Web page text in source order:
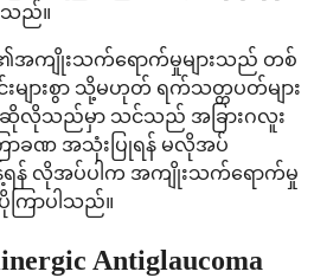
သည်။
၏အကျိုးသက်ရောက်မှုများသည် တစ်
းများစွာ သို့မဟုတ် ရက်သတ္တပတ်များ
လိုသည်မှာ သင်သည် အခြားဂလူး
ြာခဏ အသုံးပြုရန် မလိုအပ်
န် လိုအပ်ပါက အကျိုးသက်ရောက်မှု
ပိုကြာပါသည်။
Antiglaucoma